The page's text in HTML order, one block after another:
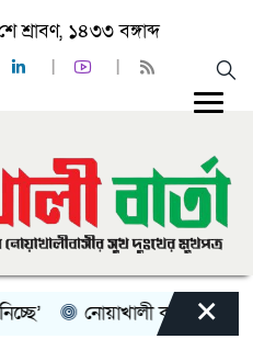
শ্রাবণ, ১৪৩৩ বঙ্গাব্দ
নোয়াখালী কলেজে সুবর্ণচর
×